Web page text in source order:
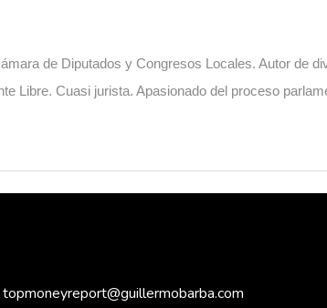
de Diputados y Congresos Locales. Autor de
Libre. Cuasi jurista. Apasionado del proceso
topmoneyreport@guillermobarba.com